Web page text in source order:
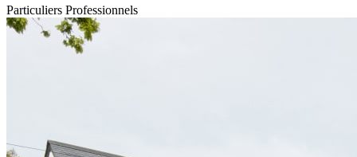
Particuliers Professionnels